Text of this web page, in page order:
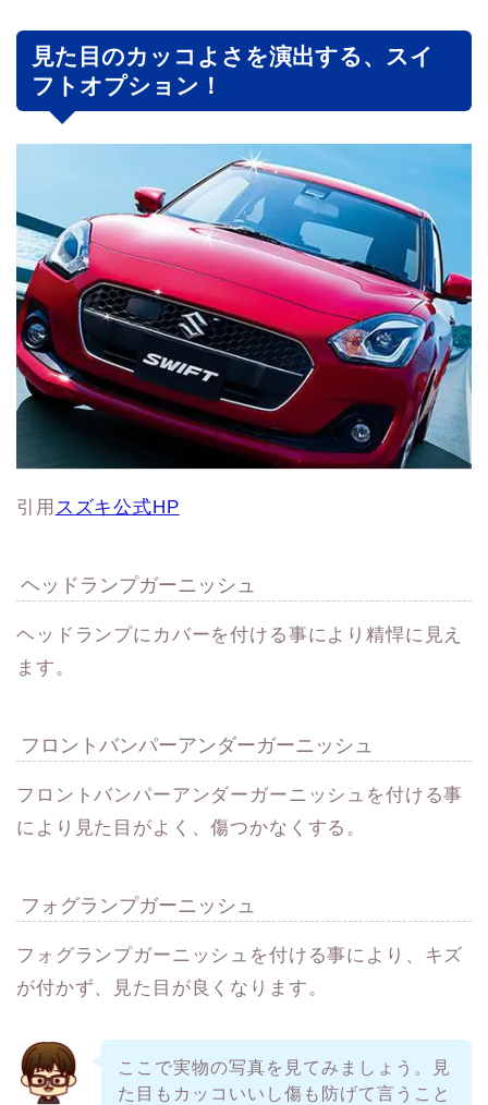
見た目のカッコよさを演出する、スイ
フトオプション！
引用 スズキ公式HP
ヘッドランプガーニッシュ
ヘッドランプにカバーを付ける事により精悍に見え
ます。
フロントバンパーアンダーガーニッシュ
フロントバンパーアンダーガーニッシュを付ける事
により見た目がよく、傷つかなくする。
フォグランプガーニッシュ
フォグランプガーニッシュを付ける事により、キズ
が付かず、見た目が良くなります。
ここで実物の写真を見てみましょう。見
た目もカッコいいし傷も防げて言うこと